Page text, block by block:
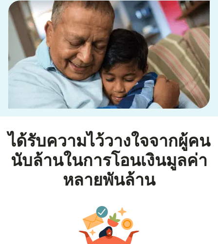
ได้รับความไว้วางใจจากผู้คน
นับล้านในการโอนเงินมูลค่า
หลายพันล้าน